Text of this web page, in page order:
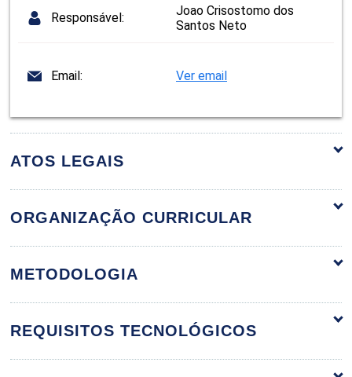
Responsável:
Joao Crisostomo dos
Santos Neto
Email: Ver email
ATOS LEGAIS
ORGANIZAÇÃO CURRICULAR
60h
METODOLOGIA
REQUISITOS TECNOLÓGICOS